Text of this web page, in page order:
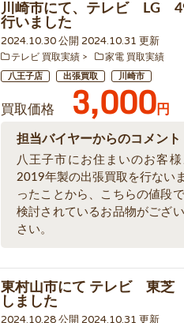
川崎市にて、テレビ LG
行いました
2024.10.30 公開 2024.10.31 更新
テレビ 買取実績 家電 買取実績
八王子店 出張買取 川崎市
買取価格 3,000円
担当バイヤーからのコメント
八王子市にお住まいのお客
2019年製の出張買取を行ない
ったことから、こちらの値段
検討されているお品物がござ
さい。
東村山市にて テレビ 東芝
しました
2024.10.28 公開 2024.10.31 更新